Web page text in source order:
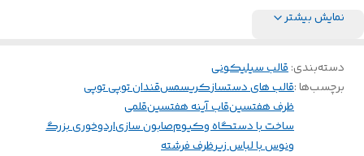
نمایش بیشتر
دسته‌بندی:قالب سیلیکونی
برچسب‌ها :قالب های دستسازکریسمسقندان توپی توپی
ظرف هفتسینقاب آینه هفتسینقلمی
ساخت با دستگاه وکیومصابون سازیاردوخوری بزرگ
ونوس با لباس زیرظرف فرشته